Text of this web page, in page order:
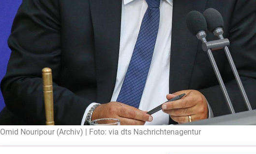
Omid Nouripour (Archiv) | Foto: via dts Nachrichtenagentur